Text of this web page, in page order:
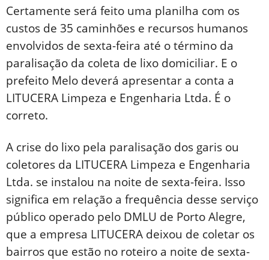
Certamente será feito uma planilha com os
custos de 35 caminhões e recursos humanos
envolvidos de sexta-feira até o término da
paralisação da coleta de lixo domiciliar. E o
prefeito Melo deverá apresentar a conta a
LITUCERA Limpeza e Engenharia Ltda. É o
correto.
A crise do lixo pela paralisação dos garis ou
coletores da LITUCERA Limpeza e Engenharia
Ltda. se instalou na noite de sexta-feira. Isso
significa em relação a frequência desse serviço
público operado pelo DMLU de Porto Alegre,
que a empresa LITUCERA deixou de coletar os
bairros que estão no roteiro a noite de sexta-